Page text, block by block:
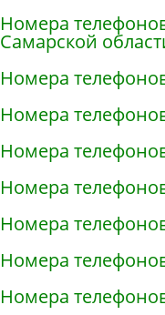
Номера
Самарской
Номера
Номера
Номера
Номера
Номера
Номера
Номера